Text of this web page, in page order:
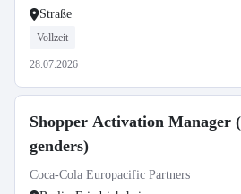
Straße
Vollzeit
28.07.2026
Shopper Activation Manager
genders)
Coca-Cola Europacific Partners